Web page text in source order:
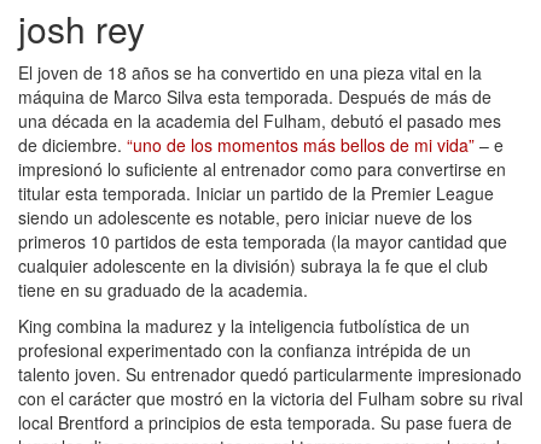
josh rey
El joven de 18 años se ha convertido en una pieza vital en la
máquina de Marco Silva esta temporada. Después de más de
una década en la academia del Fulham, debutó el pasado mes
de diciembre. “uno de los momentos más bellos de mi vida” – e
impresionó lo suficiente al entrenador como para convertirse en
titular esta temporada. Iniciar un partido de la Premier League
siendo un adolescente es notable, pero iniciar nueve de los
primeros 10 partidos de esta temporada (la mayor cantidad que
cualquier adolescente en la división) subraya la fe que el club
tiene en su graduado de la academia.
King combina la madurez y la inteligencia futbolística de un
profesional experimentado con la confianza intrépida de un
talento joven. Su entrenador quedó particularmente impresionado
con el carácter que mostró en la victoria del Fulham sobre su rival
local Brentford a principios de esta temporada. Su pase fuera de